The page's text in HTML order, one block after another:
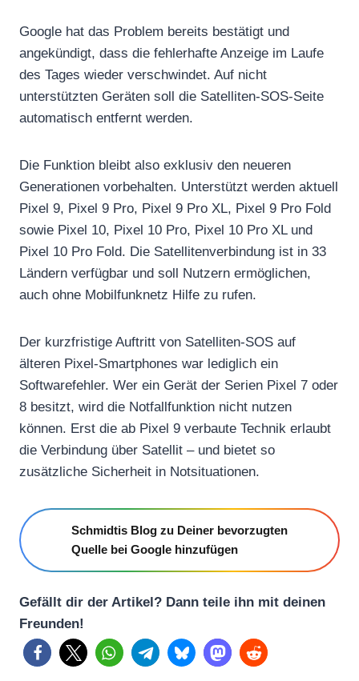
Google hat das Problem bereits bestätigt und
angekündigt, dass die fehlerhafte Anzeige im Laufe
des Tages wieder verschwindet. Auf nicht
unterstützten Geräten soll die Satelliten-SOS-Seite
automatisch entfernt werden.
Die Funktion bleibt also exklusiv den neueren
Generationen vorbehalten. Unterstützt werden aktuell
Pixel 9, Pixel 9 Pro, Pixel 9 Pro XL, Pixel 9 Pro Fold
sowie Pixel 10, Pixel 10 Pro, Pixel 10 Pro XL und
Pixel 10 Pro Fold. Die Satellitenverbindung ist in 33
Ländern verfügbar und soll Nutzern ermöglichen,
auch ohne Mobilfunknetz Hilfe zu rufen.
Der kurzfristige Auftritt von Satelliten-SOS auf
älteren Pixel-Smartphones war lediglich ein
Softwarefehler. Wer ein Gerät der Serien Pixel 7 oder
8 besitzt, wird die Notfallfunktion nicht nutzen
können. Erst die ab Pixel 9 verbaute Technik erlaubt
die Verbindung über Satellit – und bietet so
zusätzliche Sicherheit in Notsituationen.
Schmidtis Blog zu Deiner bevorzugten
Quelle bei Google hinzufügen
Gefällt dir der Artikel? Dann teile ihn mit deinen
Freunden!